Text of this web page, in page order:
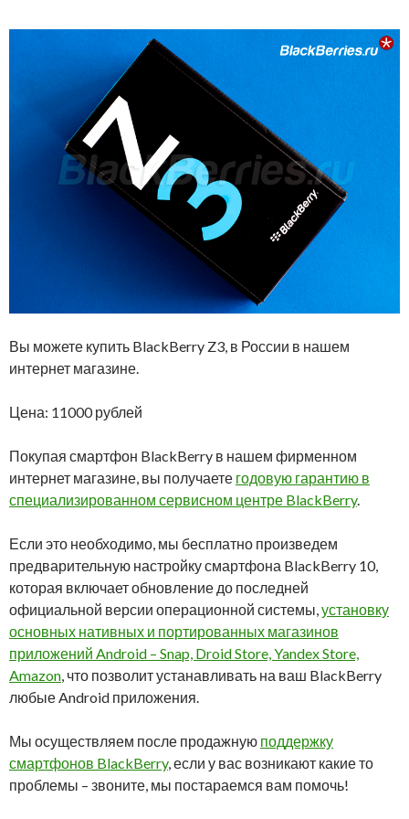
Вы можете купить BlackBerry Z3, в России в нашем
интернет магазине.
Цена: 11000 рублей
Покупая смартфон BlackBerry в нашем фирменном
интернет магазине, вы получаете годовую гарантию в
специализированном сервисном центре BlackBerry.
Если это необходимо, мы бесплатно произведем
предварительную настройку смартфона BlackBerry 10,
которая включает обновление до последней
официальной версии операционной системы,установку
основных нативных и портированных магазинов
приложений Android – Snap, Droid Store, Yandex Store,
Amazon, что позволит устанавливать на ваш BlackBerry
любые Android приложения.
Мы осуществляем после продажную поддержку
смартфонов BlackBerry, если у вас возникают какие то
проблемы – звоните, мы постараемся вам помочь!